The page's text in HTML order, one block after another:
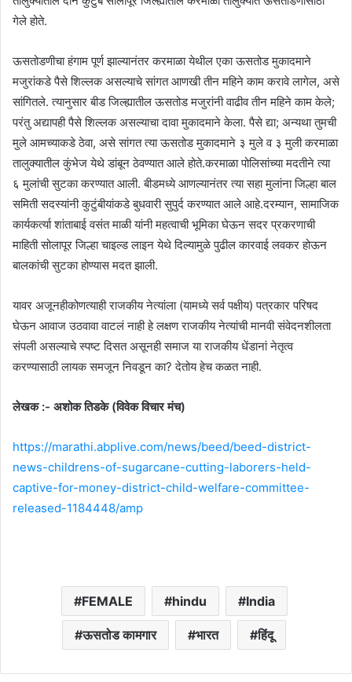
गेले होते.
ऊसतोडणीचा हंगाम पूर्ण झाल्यानंतर करमाळा येथील एका ऊसतोड मुकादमाने
मजुरांकडे पैसे शिल्लक असल्याचे सांगत आणखी तीन महिने काम करावे लागेल, असे
सांगितले. त्यानुसार बीड जिल्ह्यातील ऊसतोड मजुरांनी वाढीव तीन महिने काम केले;
परंतु अद्यापही पैसे शिल्लक असल्याचा दावा मुकादमाने केला. पैसे द्या; अन्यथा तुमची
मुले आमच्याकडे ठेवा, असे सांगत त्या ऊसतोड मुकादमाने ३ मुले व ३ मुली करमाळा
तालुक्यातील कुंभेज येथे डांबून ठेवण्यात आले होते.करमाळा पोलिसांच्या मदतीने त्या
६ मुलांची सुटका करण्यात आली. बीडमध्ये आणल्यानंतर त्या सहा मुलांना जिल्हा बाल
समिती सदस्यांनी कुटुंबीयांकडे बुधवारी सुपुर्द करण्यात आले आहे.दरम्यान, सामाजिक
कार्यकर्त्या शांताबाई वसंत माळी यांनी महत्वाची भूमिका घेऊन सदर प्रकरणाची
माहिती सोलापूर जिल्हा चाइल्ड लाइन येथे दिल्यामुळे पुढील कारवाई लवकर होऊन
बालकांची सुटका होण्यास मदत झाली.
यावर अजूनहीकोणत्याही राजकीय नेत्यांला (यामध्ये सर्व पक्षीय) पत्रकार परिषद
घेऊन आवाज उठवावा वाटलं नाही हे लक्षण राजकीय नेत्यांची मानवी संवेदनशीलता
संपली असल्याचे स्पष्ट दिसत असूनही समाज या राजकीय धेंडानां नेतृत्व
करण्यासाठी लायक समजून निवडून का? देतोय हेच कळत नाही.
लेखक :- अशोक तिडके (विवेक विचार मंच)
https://marathi.abplive.com/news/beed/beed-district-
news-childrens-of-sugarcane-cutting-laborers-held-
captive-for-money-district-child-welfare-committee-
released-1184448/amp
FEMALE hindu India
ऊसतोड कामगार भारत हिंदू